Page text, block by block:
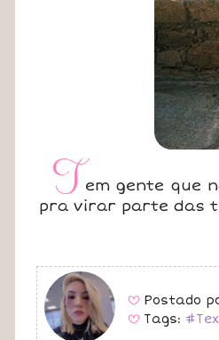
Tem gente que
pra virar parte das
B Postado
B Tags: